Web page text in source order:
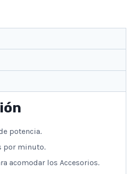
potencia.
por minuto.
acomodar los Accesorios.